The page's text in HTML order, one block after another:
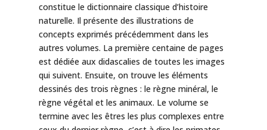
constitue le dictionnaire classique d’histoire
naturelle. Il présente des illustrations de
concepts exprimés précédemment dans les
autres volumes. La première centaine de pages
est dédiée aux didascalies de toutes les images
qui suivent. Ensuite, on trouve les éléments
dessinés des trois règnes : le règne minéral, le
règne végétal et les animaux. Le volume se
termine avec les êtres les plus complexes entre